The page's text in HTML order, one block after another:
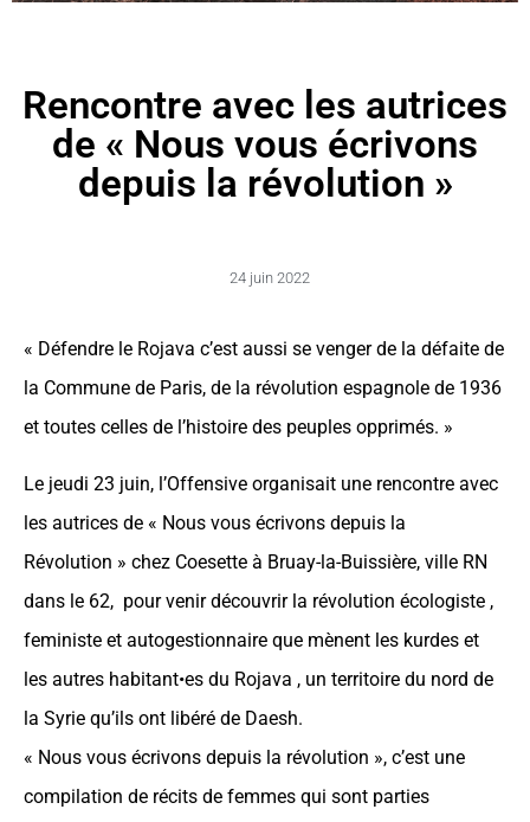
Rencontre avec les autrices
de « Nous vous écrivons
depuis la révolution »
24 juin 2022
« Défendre le Rojava c’est aussi se venger de la défaite de
la Commune de Paris, de la révolution espagnole de 1936
et toutes celles de l’histoire des peuples opprimés. »
Le jeudi 23 juin, l’Offensive organisait une rencontre avec
les autrices de « Nous vous écrivons depuis la
Révolution » chez Coesette à Bruay-la-Buissière, ville RN
dans le 62, pour venir découvrir la révolution écologiste ,
feministe et autogestionnaire que mènent les kurdes et
les autres habitant•es du Rojava , un territoire du nord de
la Syrie qu’ils ont libéré de Daesh.
« Nous vous écrivons depuis la révolution », c’est une
compilation de récits de femmes qui sont parties